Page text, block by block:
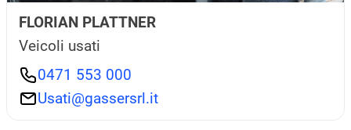
FLORIAN PLATTNER
Veicoli usati
0471 553 000
Usati@gassersrl.it